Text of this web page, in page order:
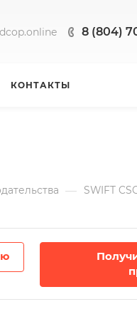
8 (804)
КОНТАКТЫ
— SWIFT